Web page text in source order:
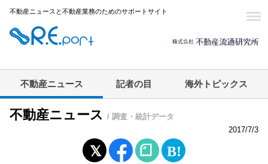
不動産ニュースと不動産業務のためのサポートサイト
不動産ニュース 記者の目 海外トピックス
不動産ニュース / 調査・統計データ
2017/7/3